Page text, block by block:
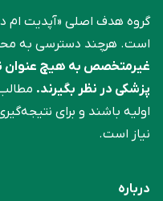
گروه هدف اصلی «آپدیت ام
است. هرچند دسترسی به
غیرمتخصص به هیچ عنوان
پزشکی در نظر بگیرند.
اولیه باشند و برای
نیاز است.
درباره